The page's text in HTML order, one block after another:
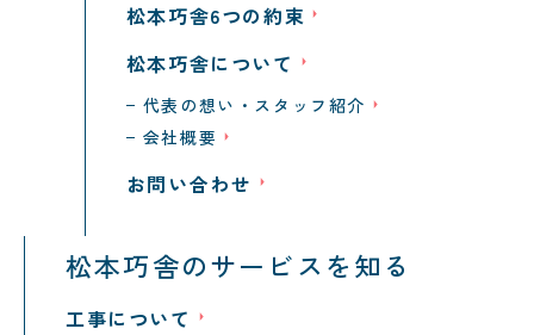
松本巧舎6つの約束
松本巧舎について
代表の想い・スタッフ紹介
会社概要
お問い合わせ
松本巧舎のサービスを知る
工事について